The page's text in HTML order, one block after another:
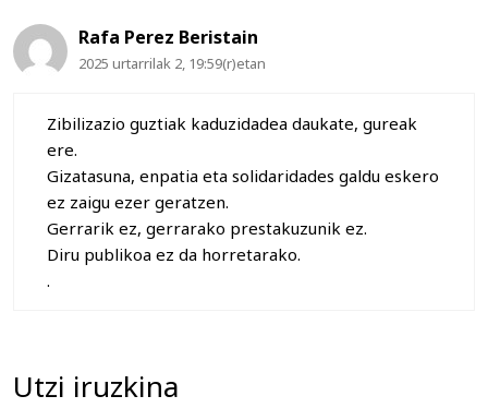
Rafa Perez Beristain
2025 urtarrilak 2, 19:59(r)etan
Zibilizazio guztiak kaduzidadea daukate, gureak
ere.
Gizatasuna, enpatia eta solidaridades galdu eskero
ez zaigu ezer geratzen.
Gerrarik ez, gerrarako prestakuzunik ez.
Diru publikoa ez da horretarako.
.
Utzi iruzkina